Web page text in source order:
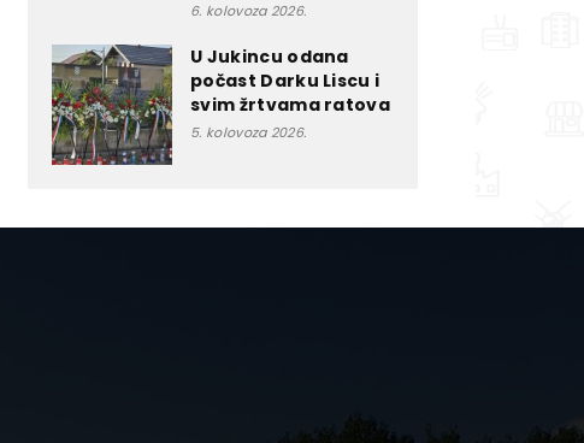
6. kolovoza 2026.
U Jukincu odana
počast Darku Liscu i
svim žrtvama ratova
5. kolovoza 2026.